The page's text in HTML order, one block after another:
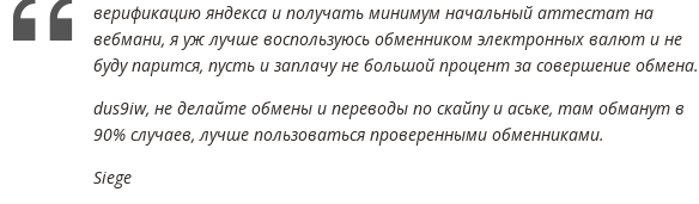
верификацию яндекса и получать минимум начальный аттестат на
вебмани, я уж лучше воспользуюсь обменником электронных валют и не
буду парится, пусть и заплачу не большой процент за совершение обмена.
dus9iw, не делайте обмены и переводы по скайпу и аське, там обманут в
90% случаев, лучше пользоваться проверенными обменниками.
Siege